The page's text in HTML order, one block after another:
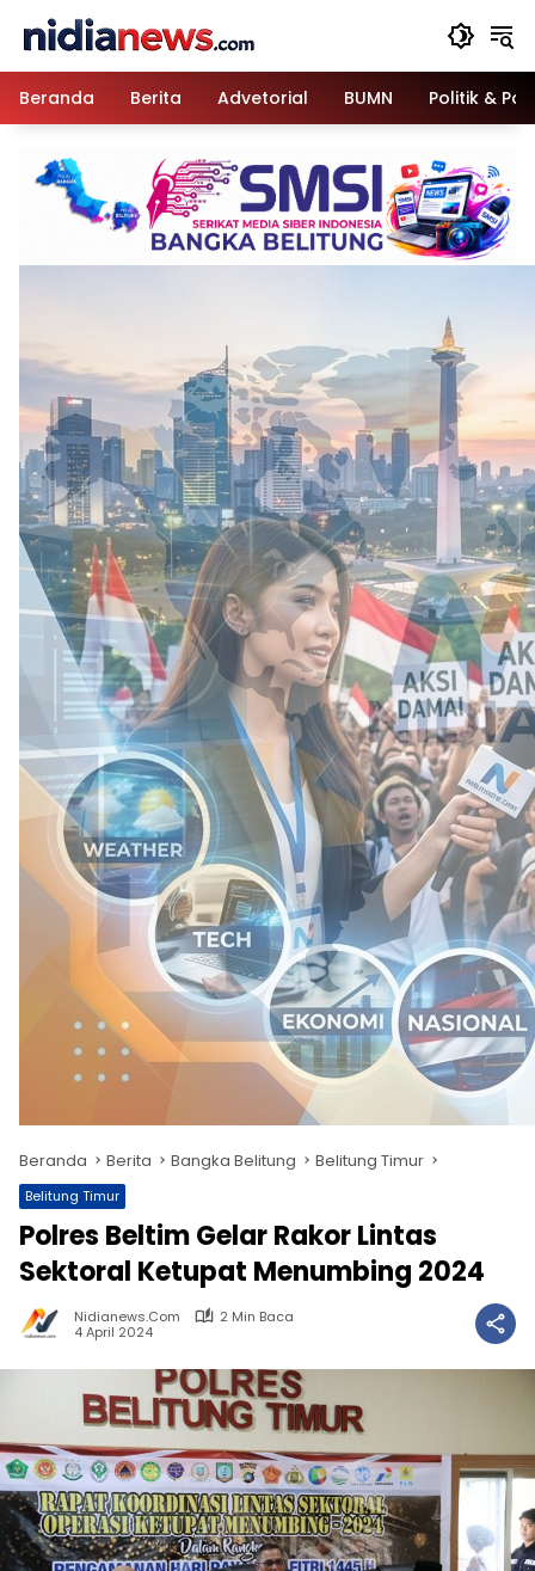
Beranda
Berita Advetorial BUMN Politik &
Beranda Berita Bangka Belitung Belitung Timur
Belitung Timur
Polres Beltim Gelar Rakor Lintas
Sektoral Ketupat Menumbing 2024
Nidianews.com
2 Min Baca
4 April 2024